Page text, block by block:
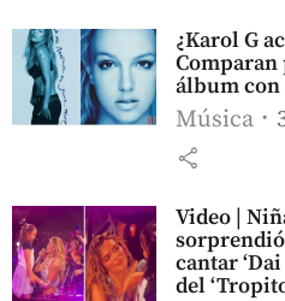
¿Karol G
Comparan
álbum con
Música
share
Video |
cantar
del